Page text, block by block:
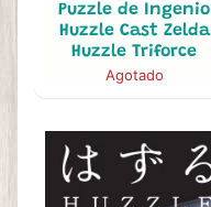
Puzzle de Ingenio
Huzzle Cast Zelda
Huzzle Triforce
Agotado